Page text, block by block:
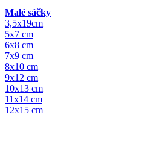
Malé sáčky
3,5x19cm
5x7 cm
6x8 cm
7x9 cm
8x10 cm
9x12 cm
10x13 cm
11x14 cm
12x15 cm